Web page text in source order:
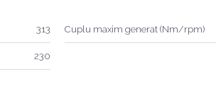
313
230
Cuplu maxim generat (Nm/rpm)